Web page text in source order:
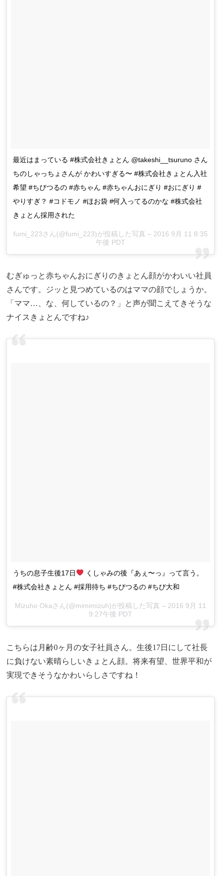
最近はまっている #株式会社きょとん @takeshi__tsuruno さん
ちのしゃっちょさんが かわいすぎる〜 #株式会社きょとん入社
希望 #ちびつるの #赤ちゃん #赤ちゃんおにぎり #おにぎり #
やりすぎ？ #コドモノ #ほお袋 #何入ってるのかな #株式会社
きょとん採用された
fumi_223さん(@fumi_223)が投稿した写真 – 2016 9月 11 8:35
午後 PDT
むぎゅっと赤ちゃんおにぎりのきょとん顔がかわいい社員
さんです。ジッと見つめているのはママの顔でしょうか。
「ママ…、な、何しているの？」と声が聞こえてきそうな
ナイスきょとんですね♪
うちの息子生後17日
くしゃみの後『あぇ〜っ』って言う。
#株式会社きょとん #採用待ち #ちびつるの #ちび大和
Mizuho Okaさん(@mimimizuh)が投稿した写真 – 2016 9月 11
9:27午後 PDT
こちらは月齢0ヶ月の女子社員さん。生後17日にして社長
に負けない素晴らしいきょとん顔。将来有望、世界平和が
実現できそうなかわいらしさですね！